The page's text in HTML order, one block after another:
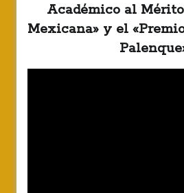
Académico al
Mexicana» y el